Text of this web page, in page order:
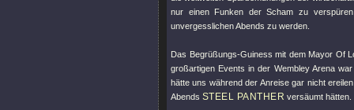
nur einen Funken der Scham zu
unvergesslichen Abends zu werden.
Das Begrüßungs-Guiness mit dem Mayor Of
großartigen Events in der Wembley Arena
hätte uns während der Anreise gar nicht
Abends STEEL PANTHER versäumt hätten.